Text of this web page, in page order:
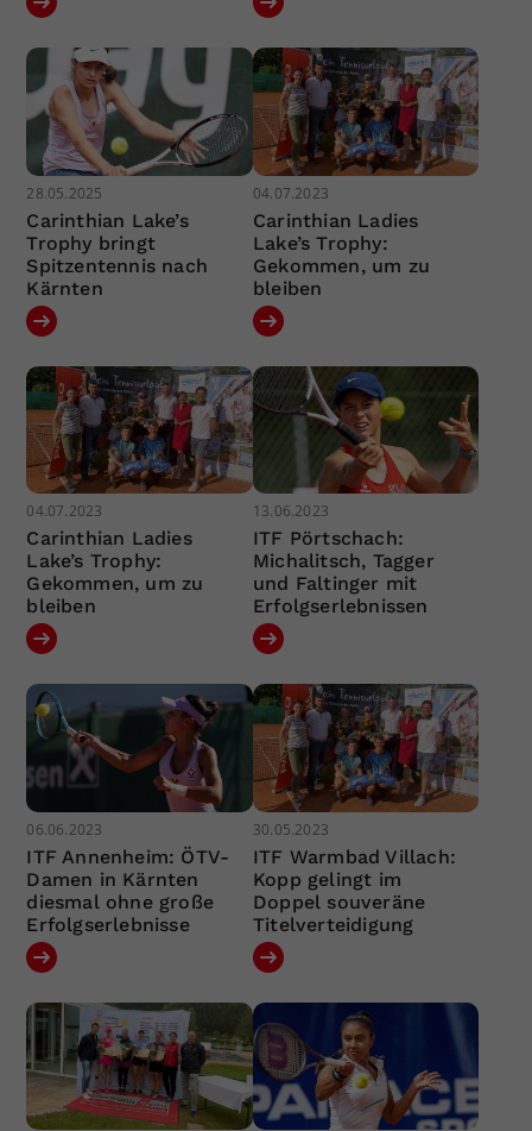
28.05.2025
Carinthian Lake’s
Trophy bringt
Spitzentennis nach
Kärnten
04.07.2023
Carinthian Ladies
Lake’s Trophy:
Gekommen, um zu
bleiben
04.07.2023
Carinthian Ladies
Lake’s Trophy:
Gekommen, um zu
bleiben
13.06.2023
ITF Pörtschach:
Michalitsch, Tagger
und Faltinger mit
Erfolgserlebnissen
06.06.2023
ITF Annenheim: ÖTV-
Damen in Kärnten
diesmal ohne große
Erfolgserlebnisse
30.05.2023
ITF Warmbad Villach:
Kopp gelingt im
Doppel souveräne
Titelverteidigung